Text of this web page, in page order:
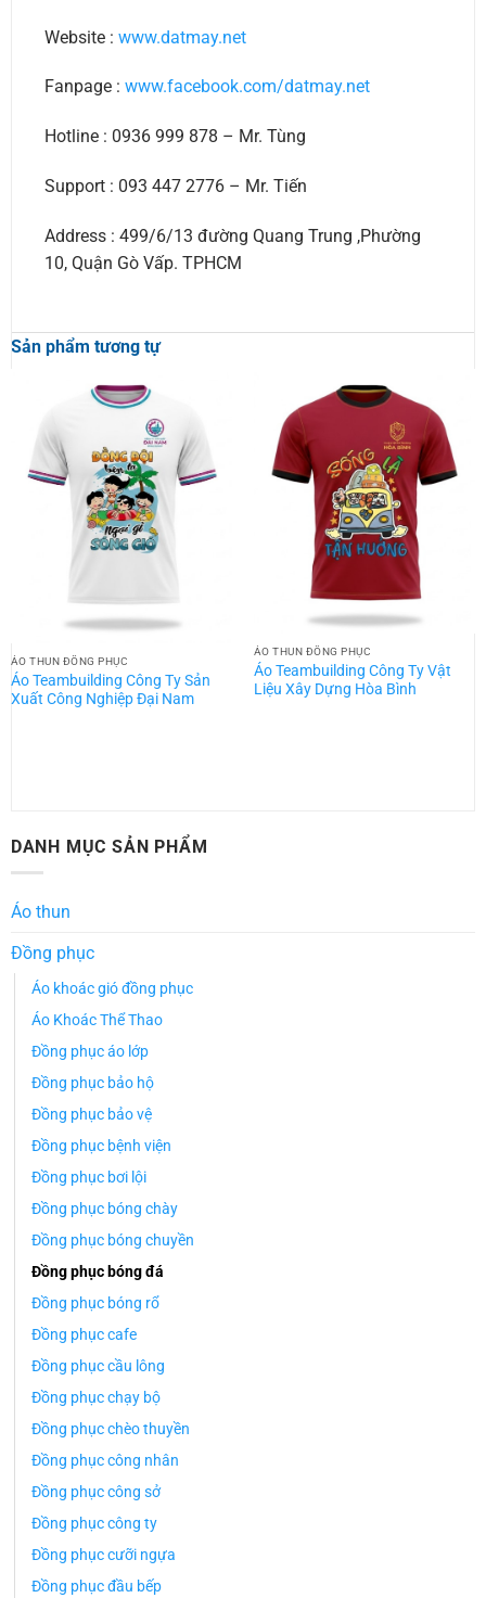
Website : www.datmay.net
Fanpage : www.facebook.com/datmay.net
Hotline : 0936 999 878 – Mr. Tùng
Support : 093 447 2776 – Mr. Tiến
Address : 499/6/13 đường Quang Trung ,Phường
10, Quận Gò Vấp. TPHCM
Sản phẩm tương tự
ÁO THUN ĐỒNG PHỤC
Áo Teambuilding Công Ty Sản
Xuất Công Nghiệp Đại Nam
ÁO THUN ĐỒNG PHỤC
Áo Teambuilding Công Ty Vật
Liệu Xây Dựng Hòa Bình
DANH MỤC SẢN PHẨM
Áo thun
Đồng phục
Áo khoác gió đồng phục
Áo Khoác Thể Thao
Đồng phục áo lớp
Đồng phục bảo hộ
Đồng phục bảo vệ
Đồng phục bệnh viện
Đồng phục bơi lội
Đồng phục bóng chày
Đồng phục bóng chuyền
Đồng phục bóng đá
Đồng phục bóng rổ
Đồng phục cafe
Đồng phục cầu lông
Đồng phục chạy bộ
Đồng phục chèo thuyền
Đồng phục công nhân
Đồng phục công sở
Đồng phục công ty
Đồng phục cưỡi ngựa
Đồng phục đầu bếp